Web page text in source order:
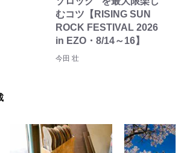
むコツ【RISING SUN
ROCK FESTIVAL 2026
in EZO・8/14～16】
今田 壮